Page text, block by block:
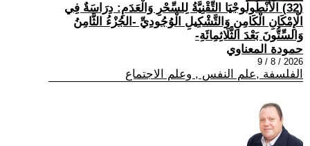
(32) الْأَنْطُولُوجْيَا التِّقْنِيَّةُ لِلسِّحْرِ وَالْعَدَمِ: دِرَاسَةٌ فِي
الْإِمْكَانِ الْكَامِنِ وَالتَّشْكِيلِ الْوُجُودِيِّ -الجُزْءُ الثَّامِنُ
وَالسِّتُّونَ بَعْدَ الثَّلَاثِمِائَةِ-
حمودة المعناوي
2026 / 8 / 9
الفلسفة ,علم النفس , وعلم الاجتماع